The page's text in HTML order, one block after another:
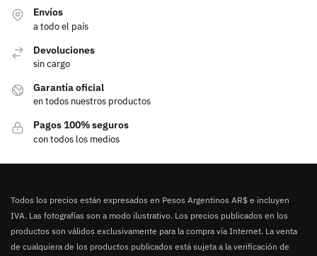
Envíos
a todo el país
Devoluciones
sin cargo
Garantía oficial
en todos nuestros productos
Pagos 100% seguros
con todos los medios
Todos los precios están expresados en Pesos Argentinos AR$ e incluyen
IVA. Las fotografías son a modo ilustrativo. Los precios publicados en los
productos son válidos exclusivamente para la compra vía Internet. La venta
de cualquiera de los productos publicados está sujeta a la verificación de